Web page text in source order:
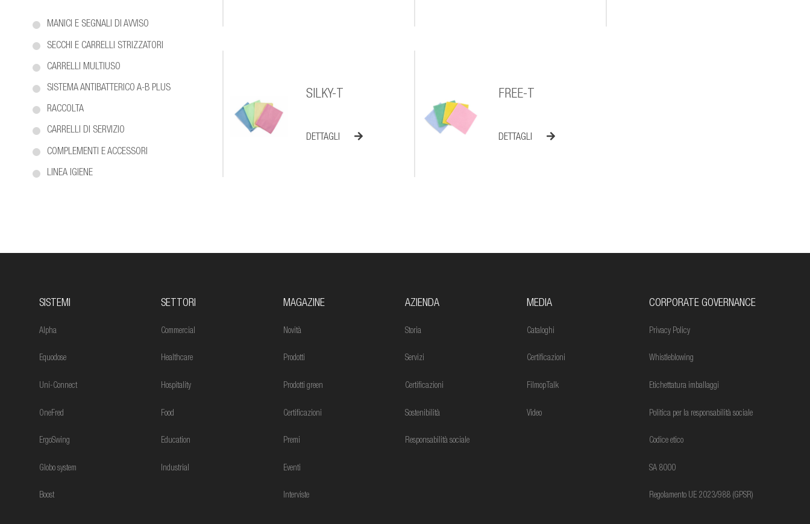
MANICI E SEGNALI DI AVVISO
SECCHI E CARRELLI STRIZZATORI
CARRELLI MULTIUSO
SISTEMA ANTIBATTERICO A-B PLUS
RACCOLTA
CARRELLI DI SERVIZIO
COMPLEMENTI E ACCESSORI
LINEA IGIENE
SILKY-T
DETTAGLI
FREE-T
DETTAGLI
SISTEMI
Alpha
Equodose
Uni-Connect
OneFred
ErgoSwing
Globo system
Boost
SETTORI
Commercial
Healthcare
Hospitality
Food
Education
Industrial
MAGAZINE
Novità
Prodotti
Prodotti green
Certificazioni
Premi
Eventi
Interviste
AZIENDA
Storia
Servizi
Certificazioni
Sostenibilità
Responsabilità sociale
MEDIA
Cataloghi
Certificazioni
FilmopTalk
Video
CORPORATE GOVERNANCE
Privacy Policy
Whistleblowing
Etichettatura imballaggi
Politica per la responsabilità sociale
Codice etico
SA 8000
Regolamento UE 2023/988 (GPSR)